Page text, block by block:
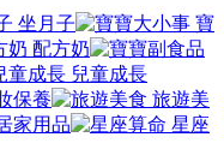
坐月子
寶
配方奶
兒童成長
保養
旅遊美
家用品
星座